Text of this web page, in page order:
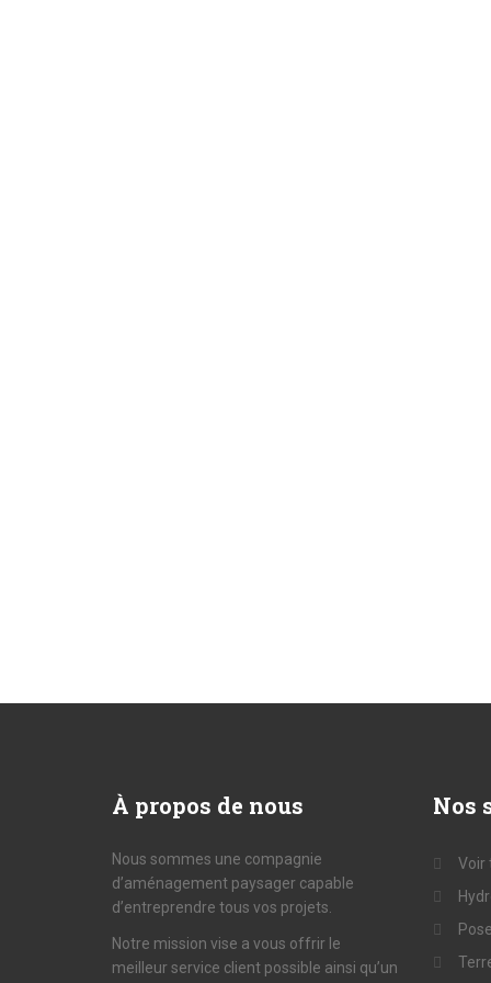
À propos de nous
Nous sommes une compagnie
d’aménagement paysager capable
d’entreprendre tous vos projets.
Notre mission vise a vous offrir le
meilleur service client possible ainsi qu’un
Nos
Voir